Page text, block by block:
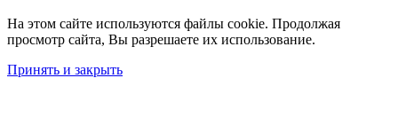
На этом сайте используются файлы cookie. Продолжая
просмотр сайта, Вы разрешаете их использование.
Принять и закрыть